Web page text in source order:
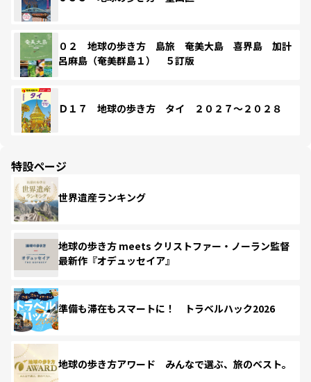
０２ 地球の歩き方 島旅 奄美大島 喜界島 加計
呂麻島（奄美群島１） ５訂版
Ｄ１７ 地球の歩き方 タイ ２０２７～２０２８
特設ページ
世界遺産ランキング
地球の歩き方 meets クリストファー・ノーラン監督
最新作『オデュッセイア』
準備も滞在もスマートに！ トラベルハック2026
地球の歩き方アワード みんなで選ぶ、旅のベスト。